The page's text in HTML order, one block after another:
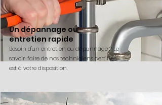
Un dépannage ou
entretien rapide
Besoin d'un entretien ou dépannage ? Le
savoir-faire de nos techniciens certifiés
est à votre disposition.